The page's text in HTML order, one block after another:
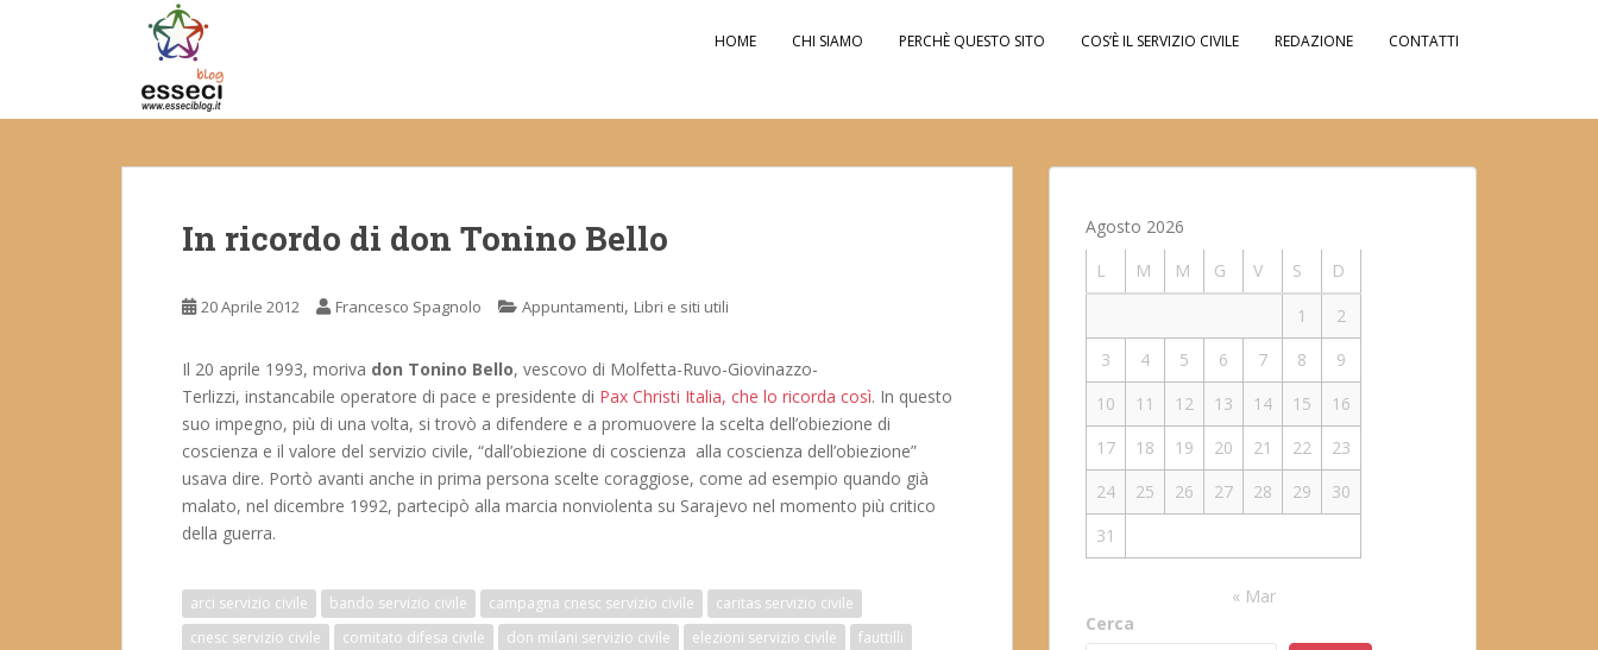
t
HOME CHI SIAMO PERCHÈ QUESTO SITO COS’È IL SERVIZIO CIVILE REDAZIONE CONTATTI
In ricordo di don Tonino Bello
20 Aprile 2012 Francesco Spagnolo Appuntamenti, Libri e siti utili
Il 20 aprile 1993, moriva don Tonino Bello, vescovo di Molfetta-Ruvo-Giovinazzo-
Terlizzi, instancabile operatore di pace e presidente di Pax Christi Italia, che lo ricorda così. In questo
suo impegno, più di una volta, si trovò a difendere e a promuovere la scelta dell’obiezione di
coscienza e il valore del servizio civile, “dall’obiezione di coscienza alla coscienza dell’obiezione”
usava dire. Portò avanti anche in prima persona scelte coraggiose, come ad esempio quando già
malato, nel dicembre 1992, partecipò alla marcia nonviolenta su Sarajevo nel momento più critico
della guerra.
arci servizio civile bando servizio civile campagna cnesc servizio civile
caritas servizio civile
cnesc servizio civile
comitato difesa civile don milani servizio civile elezioni servizio civile
fauttilli
Agosto 2026
L
M M G V S
D
1
2
3
4 5 6 7 8
9
10
11 12 13 14 15
16
17
18 19 20 21 22
23
24
25 26 27 28 29
30
31
« Mar
Cerca